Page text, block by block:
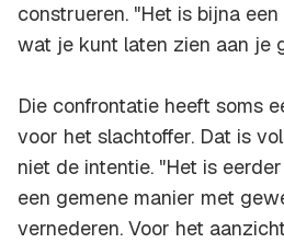
construeren. "Het is bijna
wat je kunt laten zien aan je
Die confrontatie heeft soms
voor het slachtoffer. Dat is
niet de intentie. "Het is
een gemene manier met
vernederen. Voor het